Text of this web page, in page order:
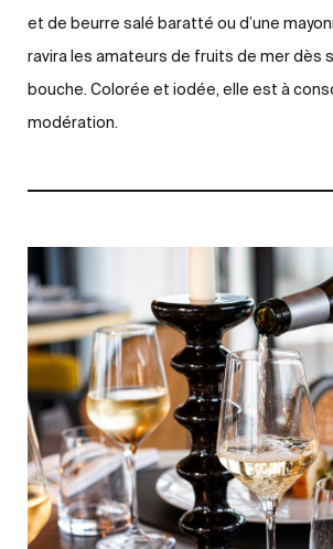
et de beurre salé baratté ou d’une
ravira les amateurs de fruits de mer dès
bouche. Colorée et iodée, elle est à
modération.